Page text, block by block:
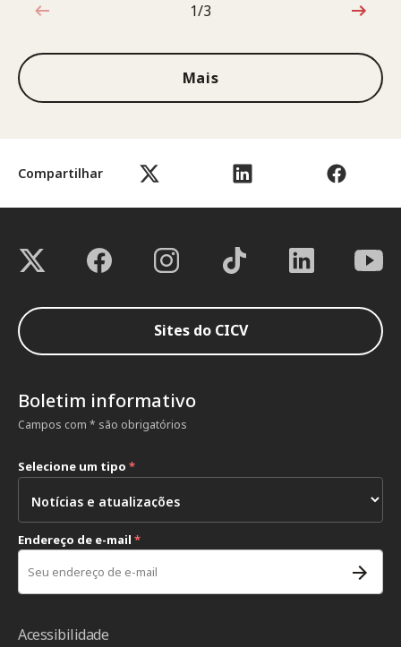
Compartilhar
1 de 3
1/3
Mais
Sites do CICV
Boletim informativo
Campos com * são obrigatórios
Selecione um tipo *
Endereço de e-mail *
Acessibilidade